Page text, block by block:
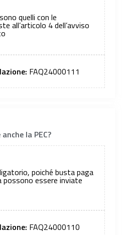
quelli con le
all’articolo 4 dell’avviso
FAQ24000111
la PEC?
poiché busta paga
possono essere inviate
FAQ24000110